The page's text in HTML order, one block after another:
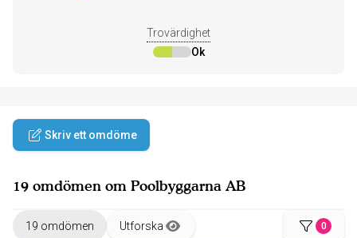
Trovärdighet
Ok
Skriv ett omdöme
19 omdömen om Poolbyggarna AB
19 omdömen Utforska 0